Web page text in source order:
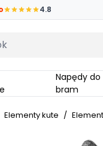
4.8
Napędy do
bram
Elementy kute /